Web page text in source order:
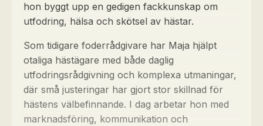
hon byggt upp en gedigen fackkunskap om
utfodring, hälsa och skötsel av hästar.
Som tidigare foderrådgivare har Maja hjälpt
otaliga hästägare med både daglig
utfodringsrådgivning och komplexa utmaningar,
där små justeringar har gjort stor skillnad för
hästens välbefinnande. I dag arbetar hon med
marknadsföring, kommunikation och